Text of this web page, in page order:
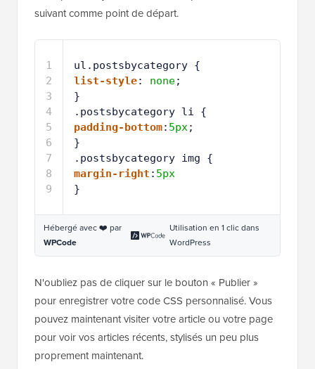
suivant comme point de départ.
1
2
3
4
5
6
7
8
9
ul.postsbycategory {
list-style: none;
}
.postsbycategory li {
padding-bottom: 5px;
}
.postsbycategory img {
margin-right : 5px
}
Hébergé avec ❤️ par
WPCode
Utilisation en 1 clic dans
WordPress
N'oubliez pas de cliquer sur le bouton « Publier »
pour enregistrer votre code CSS personnalisé. Vous
pouvez maintenant visiter votre article ou votre page
pour voir vos articles récents, stylisés un peu plus
proprement maintenant.